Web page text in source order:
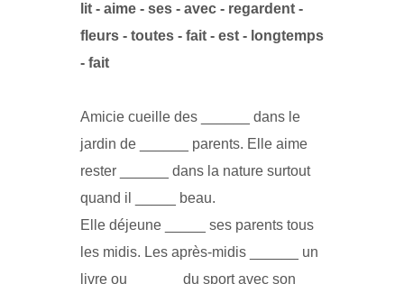
lit - aime - ses - avec - regardent -
fleurs - toutes - fait - est - longtemps
- fait
Amicie cueille des ______ dans le
jardin de ______ parents. Elle aime
rester ______ dans la nature surtout
quand il _____ beau.
Elle déjeune _____ ses parents tous
les midis. Les après-midis ______ un
livre ou ______ du sport avec son